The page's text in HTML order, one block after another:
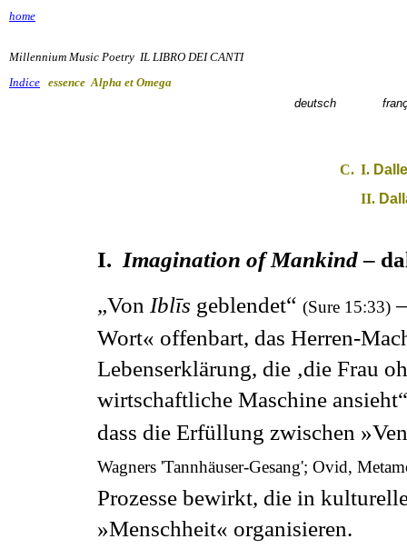
home
Millennium Music Poetry IL LIBRO DEI CANTI
Indice essence Alpha et Omega
deutsch
C. I.
II.
I. Imagination of Mankind–
„Von Iblīs geblendet“ (Sure 15:33)
Wort« offenbart, das Herren-
Lebenserklärung, die ‚die Frau
wirtschaftliche Maschine
dass die Erfüllung zwischen
Wagners 'Tannhäuser-Gesang'; Ovid,
Prozesse bewirkt, die in
»Menschheit« organisieren.